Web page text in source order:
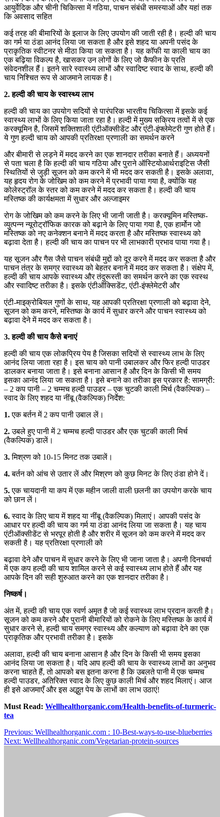
आयुर्वेदिक और चीनी चिकित्सा में गठिया, पाचन संबंधी समस्याओं और यहां तक ​​
कि अवसाद सहित
कई तरह की बीमारियों के इलाज के लिए उपयोग की जाती रही है। हल्दी की चाय
का गर्म या ठंडा आनंद लिया जा सकता है और इसे शहद या अपनी पसंद के
प्राकृतिक स्वीटनर से मीठा किया जा सकता है। यह कॉफी या काली चाय का
एक बढ़िया विकल्प है, खासकर उन लोगों के लिए जो कैफीन के प्रति
संवेदनशील हैं। इतने सारे स्वास्थ्य लाभों और स्वादिष्ट स्वाद के साथ, हल्दी की
चाय निश्चित रूप से आजमाने लायक है।
2. हल्दी की चाय के स्वास्थ्य लाभ
हल्दी की चाय का उपयोग सदियों से पारंपरिक भारतीय चिकित्सा में इसके कई
स्वास्थ्य लाभों के लिए किया जाता रहा है। हल्दी में मुख्य सक्रिय तत्वों में से एक
करक्यूमिन है, जिसमें शक्तिशाली एंटीऑक्सीडेंट और एंटी-इंफ्लेमेटरी गुण होते हैं।
ये गुण हल्दी चाय को आपकी प्रतिरक्षा प्रणाली का समर्थन करने
और बीमारी से लड़ने में मदद करने का एक शानदार तरीका बनाते हैं। अध्ययनों
से पता चला है कि हल्दी की चाय गठिया और पुराने ऑस्टियोआर्थराइटिस जैसी
स्थितियों से जुड़ी सूजन को कम करने में भी मदद कर सकती है। इसके अलावा,
यह हृदय रोग के जोखिम को कम करने में प्रभावी पाया गया है, क्योंकि यह
कोलेस्ट्रॉल के स्तर को कम करने में मदद कर सकता है। हल्दी की चाय
मस्तिष्क की कार्यक्षमता में सुधार और अल्जाइमर
रोग के जोखिम को कम करने के लिए भी जानी जाती है। करक्यूमिन मस्तिष्क-
व्युत्पन्न न्यूरोट्रॉफिक कारक को बढ़ाने के लिए पाया गया है, एक हार्मोन जो
मस्तिष्क को नए कनेक्शन बनाने में मदद करता है और मस्तिष्क स्वास्थ्य को
बढ़ावा देता है। हल्दी की चाय का पाचन पर भी लाभकारी प्रभाव पाया गया है।
यह सूजन और गैस जैसे पाचन संबंधी मुद्दों को दूर करने में मदद कर सकता है और
पाचन तंत्र के समग्र स्वास्थ्य को बेहतर बनाने में मदद कर सकता है। संक्षेप में,
हल्दी की चाय आपके स्वास्थ्य और तंदुरूस्ती का समर्थन करने का एक स्वस्थ
और स्वादिष्ट तरीका है। इसके एंटीऑक्सिडेंट, एंटी-इंफ्लेमेटरी और
एंटी-माइक्रोबियल गुणों के साथ, यह आपकी प्रतिरक्षा प्रणाली को बढ़ावा देने,
सूजन को कम करने, मस्तिष्क के कार्य में सुधार करने और पाचन स्वास्थ्य को
बढ़ावा देने में मदद कर सकता है।
3. हल्दी की चाय कैसे बनाएं
हल्दी की चाय एक लोकप्रिय पेय है जिसका सदियों से स्वास्थ्य लाभ के लिए
आनंद लिया जाता रहा है। इस चाय को पानी उबालकर और फिर हल्दी पाउडर
डालकर बनाया जाता है। इसे बनाना आसान है और दिन के किसी भी समय
इसका आनंद लिया जा सकता है। इसे बनाने का तरीका इस प्रकार है: सामग्री:
– 2 कप पानी – 2 चम्मच हल्दी पाउडर – एक चुटकी काली मिर्च (वैकल्पिक) –
स्वाद के लिए शहद या नींबू (वैकल्पिक) निर्देश:
1.एक बर्तन में 2 कप पानी उबाल लें।
2.उबले हुए पानी में 2 चम्मच हल्दी पाउडर और एक चुटकी काली मिर्च
(वैकल्पिक) डालें।
3.मिश्रण को 10-15 मिनट तक उबालें।
4.बर्तन को आंच से उतार लें और मिश्रण को कुछ मिनट के लिए ठंडा होने दें।
5.एक चायदानी या कप में एक महीन जाली वाली छलनी का उपयोग करके चाय
को छान लें।
6.स्वाद के लिए चाय में शहद या नींबू (वैकल्पिक) मिलाएं। आपकी पसंद के
आधार पर हल्दी की चाय का गर्म या ठंडा आनंद लिया जा सकता है। यह चाय
एंटीऑक्सीडेंट से भरपूर होती है और शरीर में सूजन को कम करने में मदद कर
सकती है। यह प्रतिरक्षा प्रणाली को
बढ़ावा देने और पाचन में सुधार करने के लिए भी जाना जाता है। अपनी दिनचर्या
में एक कप हल्दी की चाय शामिल करने से कई स्वास्थ्य लाभ होते हैं और यह
आपके दिन की सही शुरुआत करने का एक शानदार तरीका है।
निष्कर्ष।
अंत में, हल्दी की चाय एक स्वर्ण अमृत है जो कई स्वास्थ्य लाभ प्रदान करती है।
सूजन को कम करने और पुरानी बीमारियों को रोकने के लिए मस्तिष्क के कार्य में
सुधार करने से, हल्दी चाय समग्र स्वास्थ्य और कल्याण को बढ़ावा देने का एक
प्राकृतिक और प्रभावी तरीका है। इसके
अलावा, हल्दी की चाय बनाना आसान है और दिन के किसी भी समय इसका
आनंद लिया जा सकता है। यदि आप हल्दी की चाय के स्वास्थ्य लाभों का अनुभव
करना चाहते हैं, तो आपको बस इतना करना है कि उबलते पानी में एक चम्मच
हल्दी पाउडर, अतिरिक्त स्वाद के लिए कुछ काली मिर्च और शहद मिलाएं। आज
ही इसे आजमाएँ और इस अद्भुत पेय के लाभों का लाभ उठाएं!
Must Read: Wellhealthorganic.com/Health-benefits-of-turmeric-
tea
Post
navigation
Previous: Wellhealthorganic.com : 10-Best-ways-to-use-blueberries
Next: Wellhealthorganic.com/Vegetarian-protein-sources